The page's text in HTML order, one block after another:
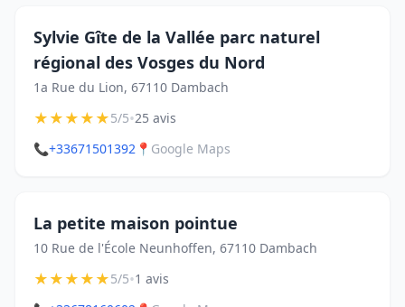
Sylvie Gîte de la Vallée parc naturel
régional des Vosges du Nord
1a Rue du Lion, 67110 Dambach
★★★★★5/5•25 avis
📞+33671501392 📍 Google Maps
La petite maison pointue
10 Rue de l'École Neunhoffen, 67110 Dambach
★★★★★5/5•1 avis